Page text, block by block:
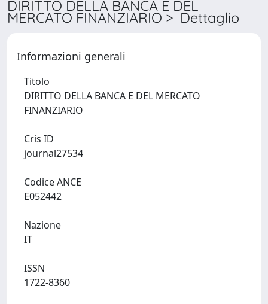
DIRITTO DELLA BANCA E DEL
MERCATO FINANZIARIO > Dettaglio
Informazioni generali
Titolo
DIRITTO DELLA BANCA E DEL MERCATO
Cris ID
Codice ANCE
Nazione
ISSN